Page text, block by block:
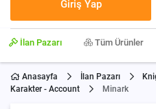
Giriş Yap
İlan Pazarı Tüm Ürünler
Anasayfa İlan Pazarı
Karakter - Account
Minark